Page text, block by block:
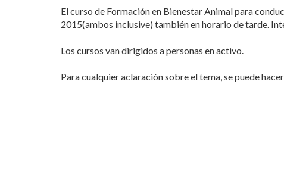
El curso de Formación en Bienestar Animal para
2015(ambos inclusive) también en horario de tarde.
Los cursos van dirigidos a personas en activo.
Para cualquier aclaración sobre el tema, se puede